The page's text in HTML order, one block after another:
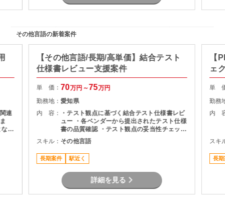
その他言語の新着案件
連
る
【その他言語/長期/高単価】結合テスト
仕様書レビュー支援案件
単 価： 70万円～75万円
勤務地：愛知県
内 容：
・テスト観点に基づく結合テスト仕様書レビ
ュー ・各ベンダーから提出されたテスト仕様
書の品質確認 ・テスト観点の妥当性チェック
・指摘事項の整理およびレビュー結果のフィ
ードバック ・プロジェクト関係者との調整・
コミュニケーション
スキル： その他言語
長期案件 駅近く
詳細を見る
【
ェ
単
勤務
内
スキ
長期